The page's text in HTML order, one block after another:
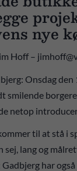
nye
Hoff –
Onsdag
smilende
netop
til at stå i
sej, lang og
Gadbjerg har